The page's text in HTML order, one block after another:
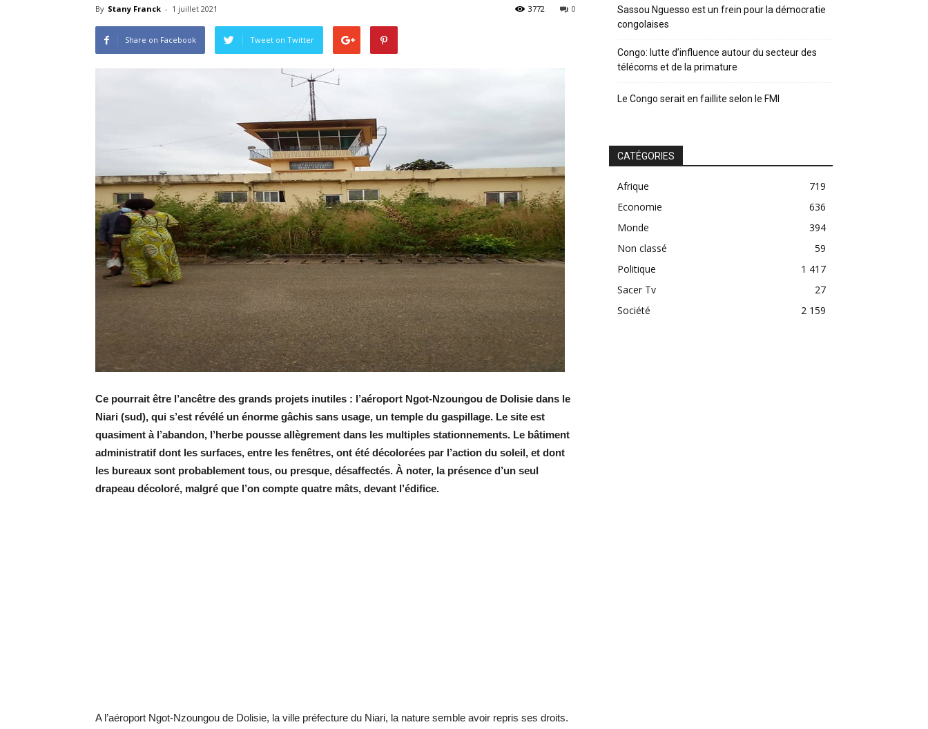
By Stany Franck - 1 juillet 2021 0
3772
Share on Facebook Tweet on Twitter
Ce pourrait être l’ancêtre des grands projets inutiles : l’aéroport Ngot-Nzoungou de Dolisie dans le
Niari (sud), qui s’est révélé un énorme gâchis sans usage, un temple du gaspillage. Le site est
quasiment à l’abandon, l’herbe pousse allègrement dans les multiples stationnements. Le bâtiment
administratif dont les surfaces, entre les fenêtres, ont été décolorées par l’action du soleil, et dont
les bureaux sont probablement tous, ou presque, désaffectés. À noter, la présence d’un seul
drapeau décoloré, malgré que l’on compte quatre mâts, devant l’édifice.
A l’aéroport Ngot-Nzoungou de Dolisie, la ville préfecture du Niari, la nature semble avoir repris ses droits.
Sassou Nguesso est un frein pour la démocratie
congolaises
Congo: lutte d’influence autour du secteur des
télécoms et de la primature
Le Congo serait en faillite selon le FMI
CATÉGORIES
Afrique
719
Economie
636
Monde
394
Non classé
59
Politique
1 417
Sacer Tv
27
Société
2 159